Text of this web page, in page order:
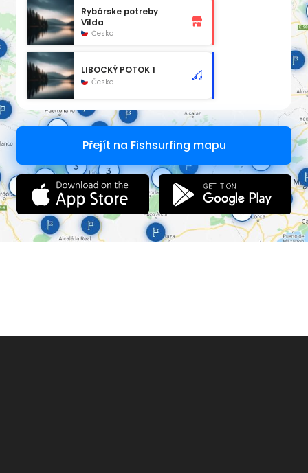
Rybárske potreby
Vilda
Česko
LIBOCKÝ POTOK 1
Česko
Přejít na Fishsurfing mapu